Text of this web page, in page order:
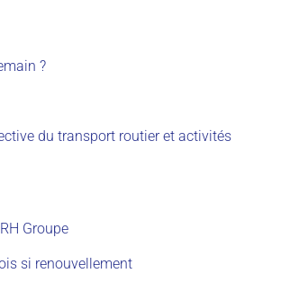
?
du transport routier et activités
Groupe
si renouvellement